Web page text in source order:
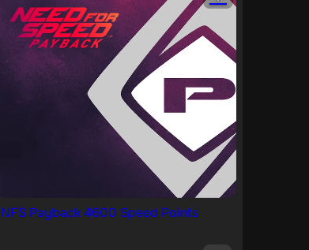
NFS Payback 4600 Speed Points